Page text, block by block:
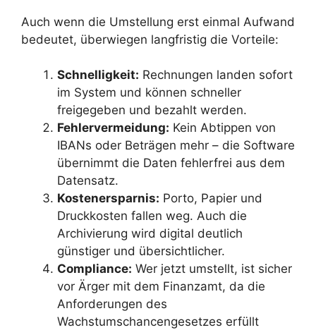
Auch wenn die Umstellung erst einmal Aufwand
bedeutet, überwiegen langfristig die Vorteile:
Schnelligkeit: Rechnungen landen sofort
im System und können schneller
freigegeben und bezahlt werden.
Fehlervermeidung: Kein Abtippen von
IBANs oder Beträgen mehr – die Software
übernimmt die Daten fehlerfrei aus dem
Datensatz.
Kostenersparnis: Porto, Papier und
Druckkosten fallen weg. Auch die
Archivierung wird digital deutlich
günstiger und übersichtlicher.
Compliance: Wer jetzt umstellt, ist sicher
vor Ärger mit dem Finanzamt, da die
Anforderungen des
Wachstumschancengesetzes erfüllt